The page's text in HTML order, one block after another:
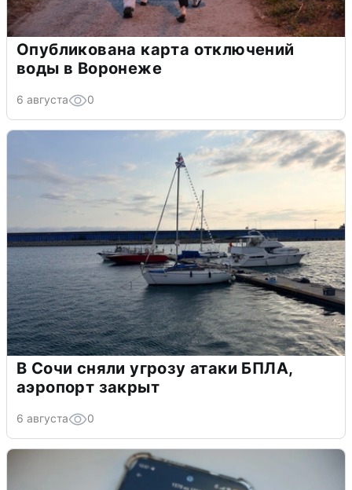
Опубликована карта отключений
воды в Воронеже
6 августа 0
В Сочи сняли угрозу атаки БПЛА,
аэропорт закрыт
6 августа 0